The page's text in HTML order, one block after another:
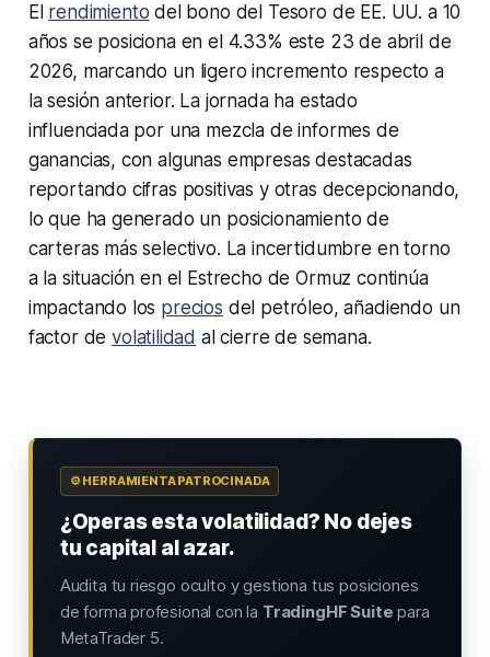
El rendimiento del bono del Tesoro de EE. UU. a 10
años se posiciona en el 4.33% este 23 de abril de
2026, marcando un ligero incremento respecto a
la sesión anterior. La jornada ha estado
influenciada por una mezcla de informes de
ganancias, con algunas empresas destacadas
reportando cifras positivas y otras decepcionando,
lo que ha generado un posicionamiento de
carteras más selectivo. La incertidumbre en torno
a la situación en el Estrecho de Ormuz continúa
impactando los precios del petróleo, añadiendo un
factor devolatilidad al cierre de semana.
⚙️ HERRAMIENTA PATROCINADA
¿Operas esta volatilidad? No dejes
tu capital al azar.
Audita tu riesgo oculto y gestiona tus posiciones
de forma profesional con la TradingHF Suite para
MetaTrader 5.